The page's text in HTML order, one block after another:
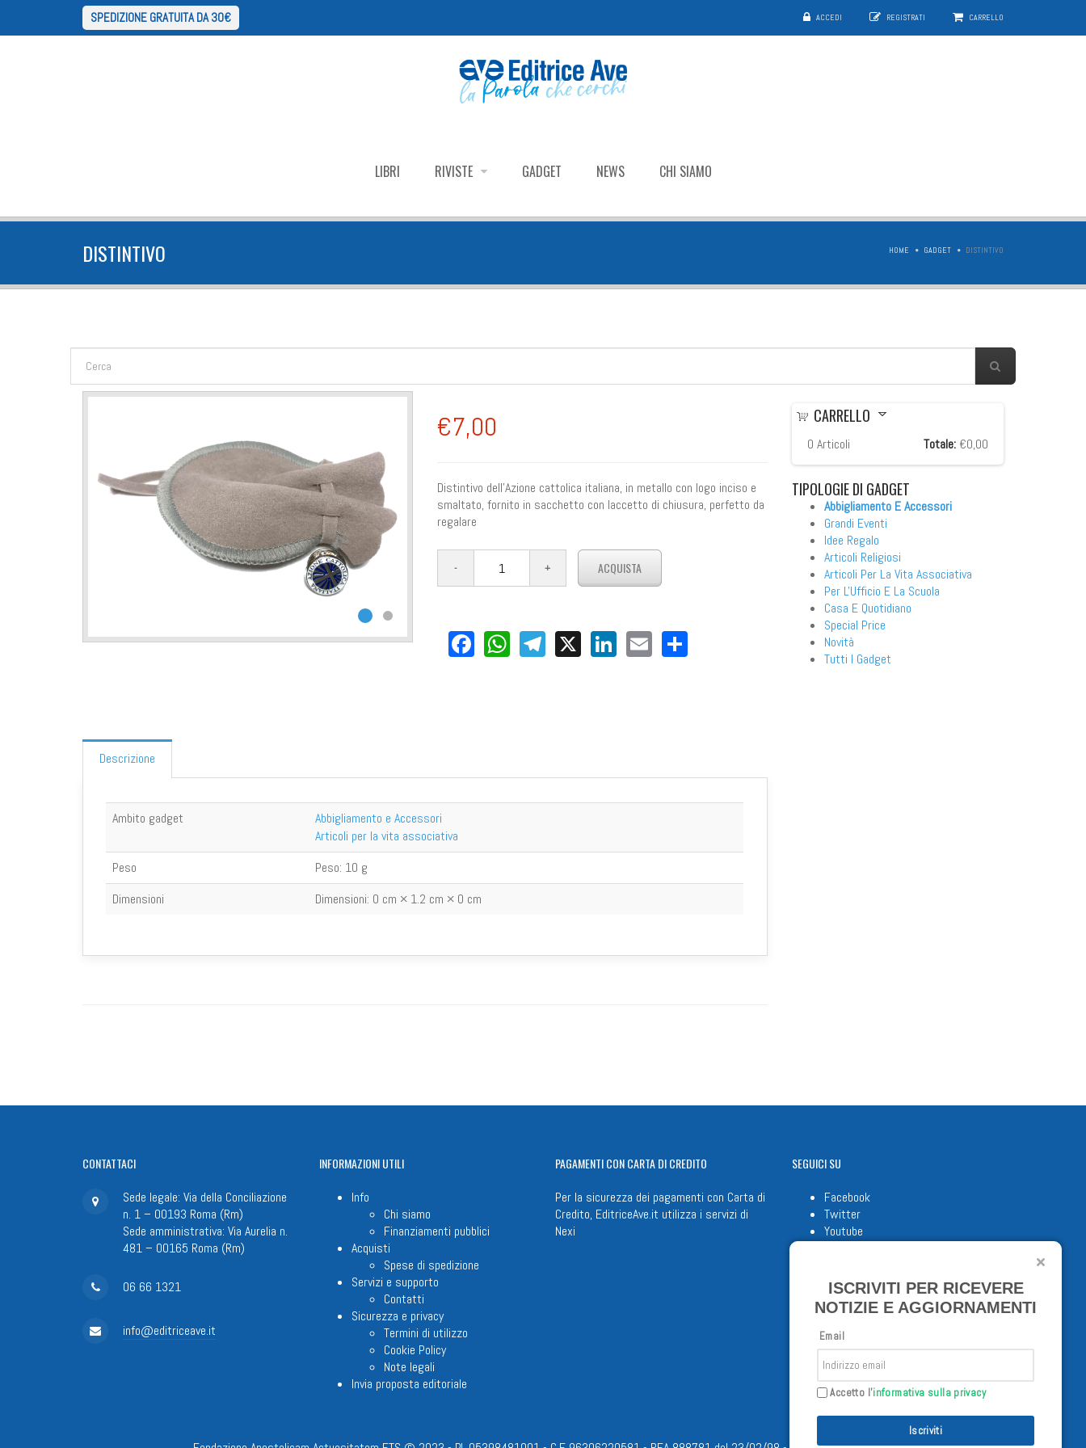
SPEDIZIONE GRATUITA DA 30€ ACCEDI REGISTRATI CARRELLO
LIBRI RIVISTE GADGET NEWS CHI SIAMO
DISTINTIVO HOME GADGET DISTINTIVO
FORM DI RICERCA
€7,00
Distintivo dell'Azione cattolica italiana, in metallo con logo inciso e
smaltato, fornito in sacchetto con laccetto di chiusura, perfetto da
regalare
Facebook
WhatsApp
Telegram
X LinkedIn
EmailShare
Descrizione
Ambito gadget
Abbigliamento e Accessori
Articoli per la vita associativa
Peso
Peso: 10 g
Dimensioni
Dimensioni: 0 cm × 1.2 cm × 0 cm
CARRELLO
0 Articoli Totale: €0,00
TIPOLOGIEDI GADGET
Abbigliamento E Accessori
Grandi Eventi
Idee Regalo
Articoli Religiosi
Articoli Per La Vita Associativa
Per L'Ufficio E La Scuola
Casa E Quotidiano
Special Price
Novità
Tutti I Gadget
CONTATTACI
Sede legale: Via della Conciliazione
n. 1 – 00193 Roma (Rm)
Sede amministrativa: Via Aurelia n.
481 – 00165 Roma (Rm)
06 66 1321
info@editriceave.it
INFORMAZIONIUTILI
Info
Chi siamo
Finanziamenti pubblici
Acquisti
Spese di spedizione
Servizi e supporto
Contatti
Sicurezza e privacy
Termini di utilizzo
Cookie Policy
Note legali
Invia proposta editoriale
PAGAMENTICON CARTA DI CREDITO
Per la sicurezza dei pagamenti con Carta di
Credito, EditriceAve.it utilizza i servizi di
Nexi
SEGUICISU
Facebook
Twitter
Youtube
ISCRIVITI PER RICEVERE
NOTIZIE E AGGIORNAMENTI
Email
Accetto l'informativa sulla privacy
Iscriviti